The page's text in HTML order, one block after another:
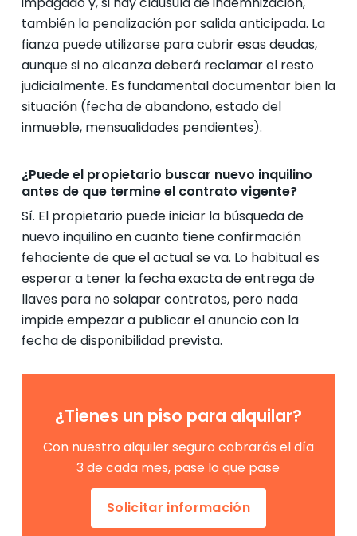
también la penalización por salida anticipada. La
fianza puede utilizarse para cubrir esas deudas,
aunque si no alcanza deberá reclamar el resto
judicialmente. Es fundamental documentar bien la
situación (fecha de abandono, estado del
inmueble, mensualidades pendientes).
¿Puede el propietario buscar nuevo inquilino
antes de que termine el contrato vigente?
Sí. El propietario puede iniciar la búsqueda de
nuevo inquilino en cuanto tiene confirmación
fehaciente de que el actual se va. Lo habitual es
esperar a tener la fecha exacta de entrega de
llaves para no solapar contratos, pero nada
impide empezar a publicar el anuncio con la
fecha de disponibilidad prevista.
¿Tienes un piso para alquilar?
Con nuestro alquiler seguro cobrarás el día
3 de cada mes, pase lo que pase
Solicitar información